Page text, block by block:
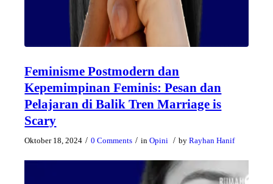
Feminisme Postmodern dan
Kepemimpinan Feminis: Pesan dan
Pelajaran di Balik Tren Marriage is
Scary
Oktober 18, 2024 / 0 Comments / inOpini / byRayhan Hanif